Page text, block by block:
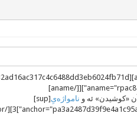
[sup][aname="rpac872d21d9e4a417b85fa28972b52dc4e"][[/aname]
نامواژه‌یِ
[sup]